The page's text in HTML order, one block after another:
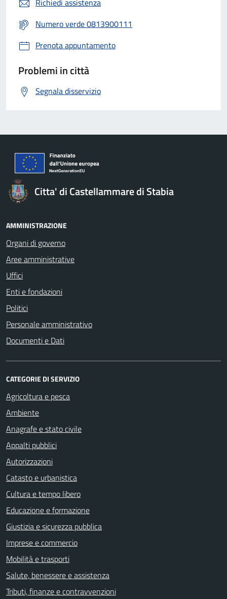
Numero verde 0813900111
Prenota appuntamento
Problemi in città
Segnala disservizio
Citta' di Castellammare di Stabia
AMMINISTRAZIONE
Organi di governo
Aree amministrative
Uffici
Enti e fondazioni
Politici
Personale amministrativo
Documenti e Dati
CATEGORIE DI SERVIZIO
Agricoltura e pesca
Ambiente
Anagrafe e stato civile
Appalti pubblici
Autorizzazioni
Catasto e urbanistica
Cultura e tempo libero
Educazione e formazione
Giustizia e sicurezza pubblica
Imprese e commercio
Mobilità e trasporti
Salute, benessere e assistenza
Tributi, finanze e contravvenzioni